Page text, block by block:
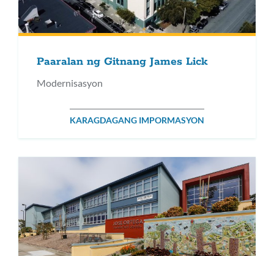
Paaralan ng Gitnang James Lick
Modernisasyon
KARAGDAGANG IMPORMASYON